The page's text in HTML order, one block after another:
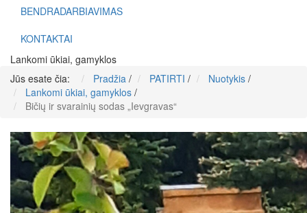
BENDRADARBIAVIMAS
KONTAKTAI
Lankomi ūkiai, gamyklos
Jūs esate čia:
Pradžia / PATIRTI / Nuotykis /
Lankomi ūkiai, gamyklos /
Bičių ir svarainių sodas „Ievgravas“